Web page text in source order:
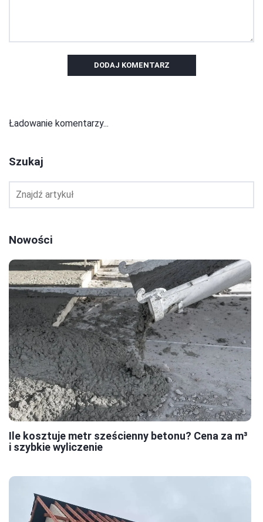
DODAJ KOMENTARZ
Ładowanie komentarzy...
Szukaj
Nowości
Ile kosztuje metr sześcienny betonu? Cena za m³
i szybkie wyliczenie